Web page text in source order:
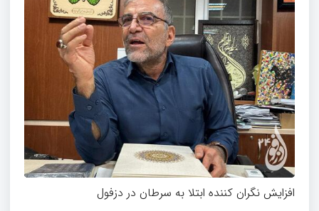
افزایش نگران کننده ابتلا به سرطان در دزفول